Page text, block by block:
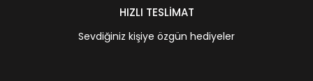
HIZLI TESLİMAT
Sevdiğiniz kişiye özgün hediyeler